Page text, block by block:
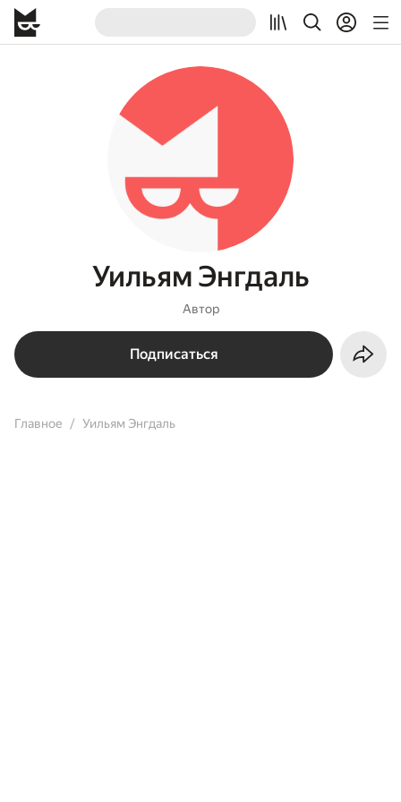
Уильям Энгдаль
Автор
Подписаться
Главное Уильям Энгдаль